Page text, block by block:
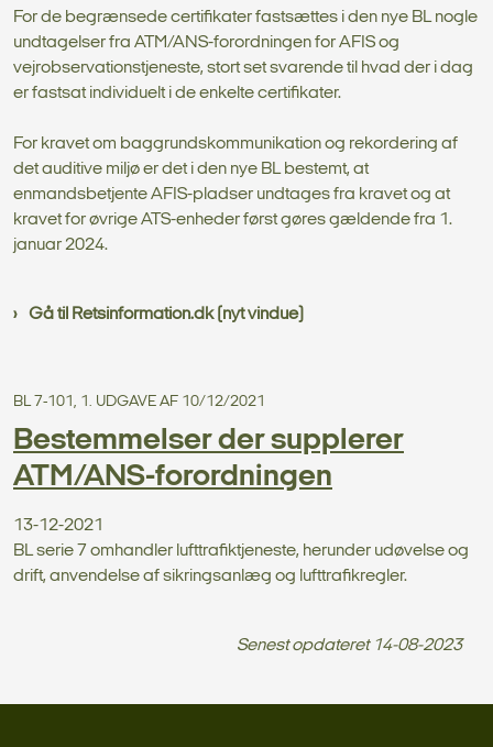
For de begrænsede certifikater fastsættes i den nye BL nogle
undtagelser fra ATM/ANS-forordningen for AFIS og
vejrobservationstjeneste, stort set svarende til hvad der i dag
er fastsat individuelt i de enkelte certifikater.
For kravet om baggrundskommunikation og rekordering af
det auditive miljø er det i den nye BL bestemt, at
enmandsbetjente AFIS-pladser undtages fra kravet og at
kravet for øvrige ATS-enheder først gøres gældende fra 1.
januar 2024.
Gå til Retsinformation.dk (nyt vindue)
BL 7-101, 1. UDGAVE AF 10/12/2021
Bestemmelser der supplerer
ATM/ANS-forordningen
13-12-2021
BL serie 7 omhandler lufttrafiktjeneste, herunder udøvelse og
drift, anvendelse af sikringsanlæg og lufttrafikregler.
Senest opdateret 14-08-2023